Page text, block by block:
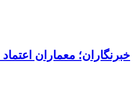
خبرنگاران؛ معماران